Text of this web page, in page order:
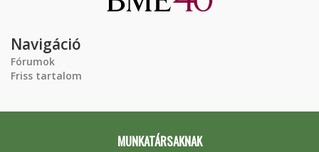
Navigáció
Fórumok
Friss tartalom
MUNKATÁRSAKNAK